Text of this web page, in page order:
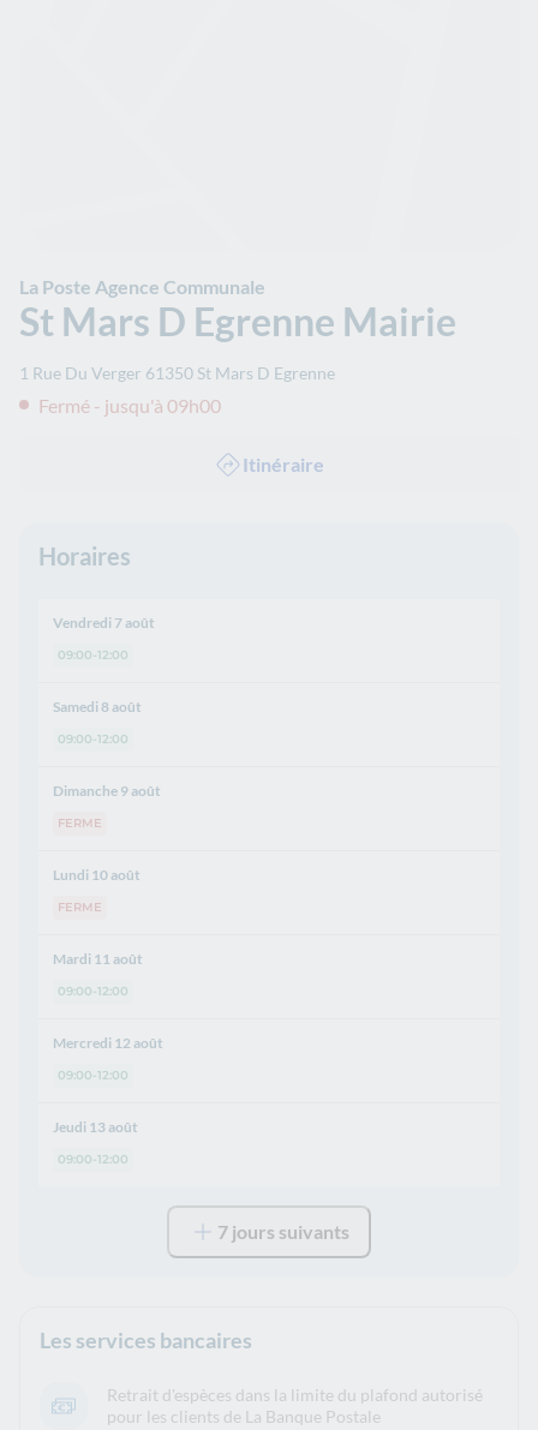
La Poste Agence Communale
St Mars D Egrenne Mairie
1 Rue Du Verger 61350 St Mars D Egrenne
Fermé - jusqu'à 09h00
Itinéraire
Horaires
Vendredi 7 août
09:00-12:00
Samedi 8 août
09:00-12:00
Dimanche 9 août
FERME
Lundi 10 août
FERME
Mardi 11 août
09:00-12:00
Mercredi 12 août
09:00-12:00
Jeudi 13 août
09:00-12:00
7 jours suivants
Les services bancaires
Retrait d'espèces dans la limite du plafond autorisé
pour les clients de La Banque Postale